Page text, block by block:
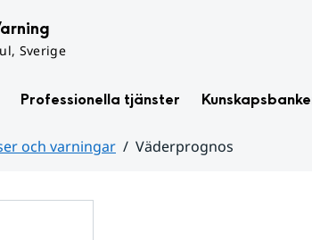
Sverige
Professionella tjänster
och varningar
Väderprognos
för
varningar